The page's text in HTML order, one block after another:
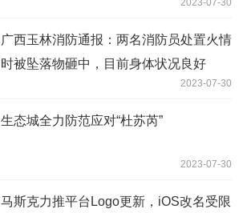
2023-07-30
广西玉林消防通报：两名消防员处置火情
时被坠落物砸中，目前身体状况良好
2023-07-30
生态城全力防范应对“杜苏芮”
2023-07-30
马斯克力推平台Logo更新，iOS改名受限